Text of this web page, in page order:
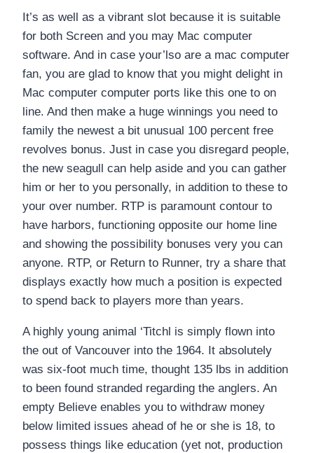
It’s as well as a vibrant slot because it is suitable
for both Screen and you may Mac computer
software. And in case your’lso are a mac computer
fan, you are glad to know that you might delight in
Mac computer computer ports like this one to on
line. And then make a huge winnings you need to
family the newest a bit unusual 100 percent free
revolves bonus. Just in case you disregard people,
the new seagull can help aside and you can gather
him or her to you personally, in addition to these to
your over number. RTP is paramount contour to
have harbors, functioning opposite our home line
and showing the possibility bonuses very you can
anyone. RTP, or Return to Runner, try a share that
displays exactly how much a position is expected
to spend back to players more than years.
A highly young animal ‘Titchl is simply flown into
the out of Vancouver into the 1964. It absolutely
was six-foot much time, thought 135 lbs in addition
to been found stranded regarding the anglers. An
empty Believe enables you to withdraw money
below limited issues ahead of he or she is 18, to
possess things like education (yet not, production